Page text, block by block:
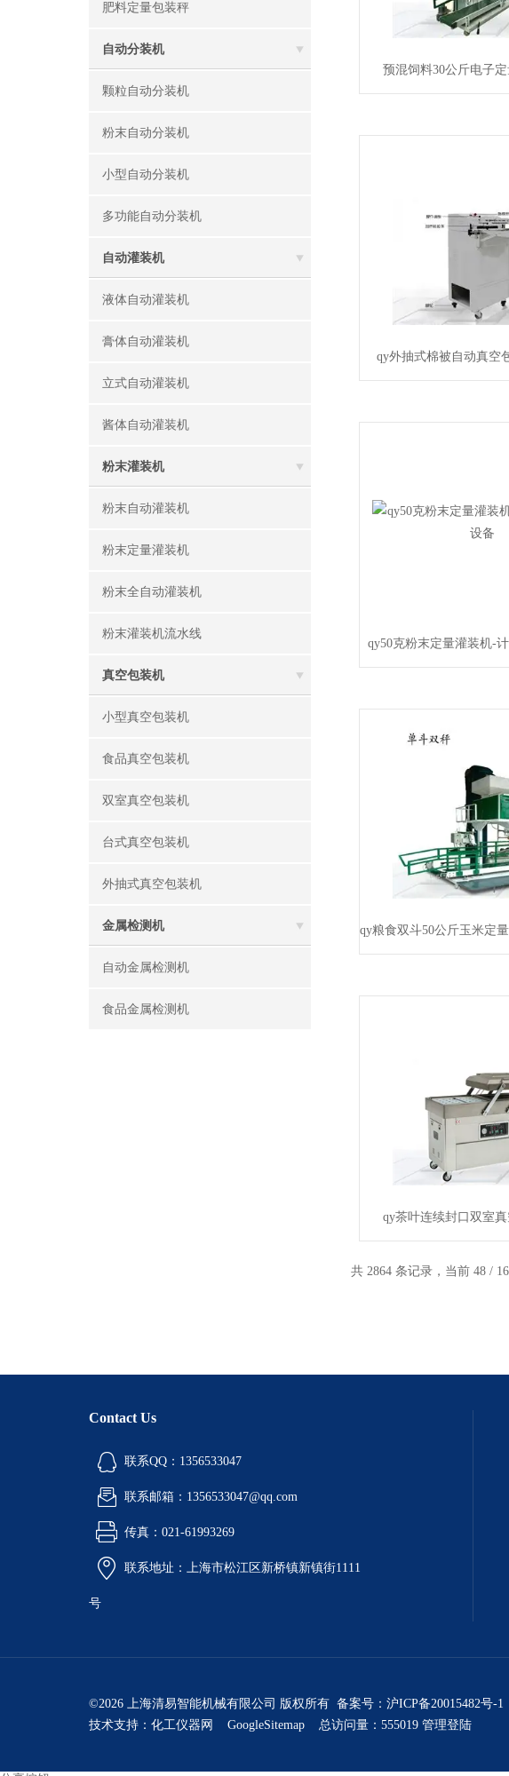
肥料定量包装秤
自动分装机
颗粒自动分装机
粉末自动分装机
小型自动分装机
多功能自动分装机
自动灌装机
液体自动灌装机
膏体自动灌装机
立式自动灌装机
酱体自动灌装机
粉末灌装机
粉末自动灌装机
粉末定量灌装机
粉末全自动灌装机
粉末灌装机流水线
真空包装机
小型真空包装机
食品真空包装机
双室真空包装机
台式真空包装机
外抽式真空包装机
金属检测机
自动金属检测机
食品金属检测机
预混饲料30公斤电子
qy外抽式棉被自动真空
qy50克粉末定量灌装机-
qy茶叶连续封口双室
共 2864 条记录，当前 48 /
Contact Us
联系QQ：1356533047
联系邮箱：1356533047@qq.com
传真：021-61993269
联系地址：上海市松江区新桥镇新镇街1111
号
©2026 上海清易智能机械有限公司 版权所有 备案号： 沪ICP备20015482号-1
技术支持： 化工仪器网 GoogleSitemap 总访问量：555019 管理登陆